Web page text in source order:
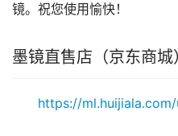
镜。祝您使用愉快！
墨镜直售店（京东商城
https://